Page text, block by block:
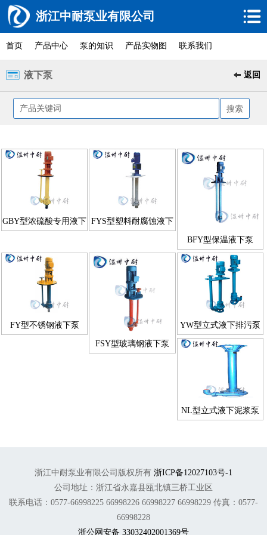
浙江中耐泵业有限公司
首页 产品中心 泵的知识 产品实物图 联系我们
液下泵 返回
GBY型浓硫酸专用液下 FYS型塑料耐腐蚀液下
BFY型保温液下泵
FY型不锈钢液下泵
FSY型玻璃钢液下泵
YW型立式液下排污泵
NL型立式液下泥浆泵
浙江中耐泵业有限公司版权所有 浙ICP备12027103号-1
公司地址：浙江省永嘉县瓯北镇三桥工业区
联系电话：0577-66998225 66998226 66998227 66998229 传真：0577-
66998228
浙公网安备 33032402001369号